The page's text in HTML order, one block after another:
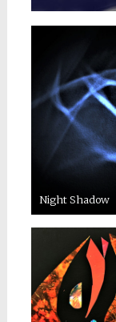
Night Shadow